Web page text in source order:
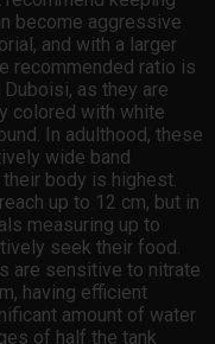
become aggressive
and with a larger
recommended ratio is
as they are
colored with white
In adulthood, these
wide band
body is highest.
up to 12 cm, but in
measuring up to
seek their food.
are sensitive to nitrate
having efficient
amount of water
of half the tank